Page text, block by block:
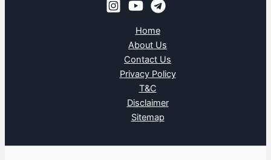
Home
About Us
Contact Us
Privacy Policy
T&C
Disclaimer
Sitemap